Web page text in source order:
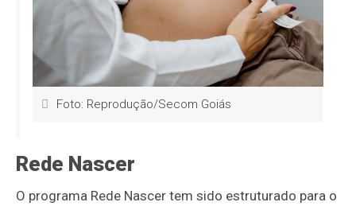
Foto: Reprodução/Secom Goiás
Rede Nascer
O programa Rede Nascer tem sido estruturado para o